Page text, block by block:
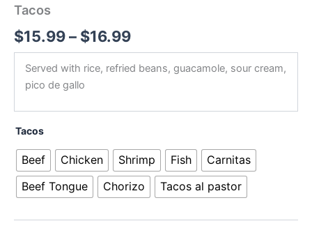
Tacos
$15.99– $16.99
Served with rice, refried beans, guacamole, sour cream,
pico de gallo
Tacos
Beef Chicken Shrimp Fish
Carnitas
Beef Tongue
Chorizo Tacos al pastor